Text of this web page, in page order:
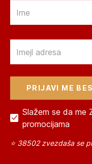
Slažem se da me
promocijama
⭐ 38502 zvezdaša se